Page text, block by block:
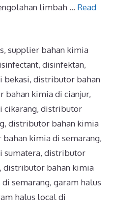
limbah … Read
,supplier bahan kimia
,disinfektan,
bekasi, distributor bahan
bahan kimia di cianjur,
cikarang, distributor
, distributor bahan kimia
kimia di semarang,
sumatera, distributor
, distributor bahan kimia
semarang, garam halus
halus local di